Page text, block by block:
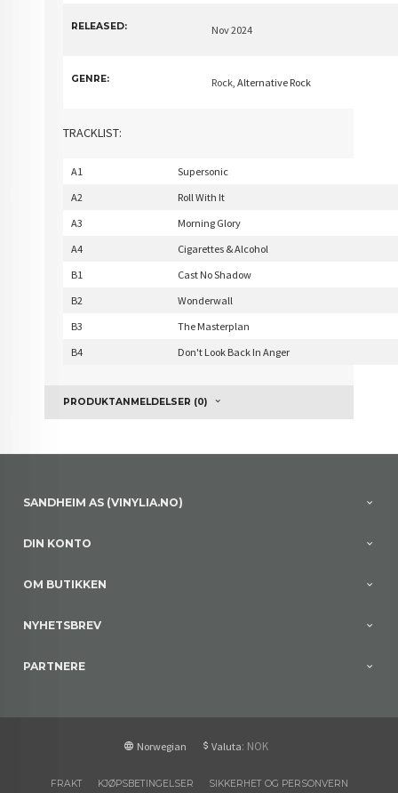
RELEASED: Nov 2024
GENRE: Rock , Alternative Rock
TRACKLIST:
A1
Supersonic
A2
Roll With It
A3
Morning Glory
A4
Cigarettes & Alcohol
B1
Cast No Shadow
B2
Wonderwall
B3
The Masterplan
B4
Don't Look Back In Anger
PRODUKTANMELDELSER (0)
SANDHEIM AS (VINYLIA.NO)
DIN KONTO
OM BUTIKKEN
NYHETSBREV
PARTNERE
Norwegian Valuta: NOK
FRAKT KJØPSBETINGELSER SIKKERHET OG PERSONVERN